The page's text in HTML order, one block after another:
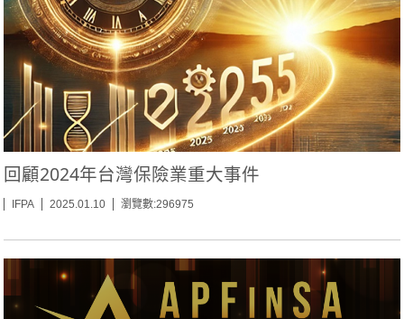
回顧2024年台灣保險業重大事件
IFPA 2025.01.10 瀏覽數:296975